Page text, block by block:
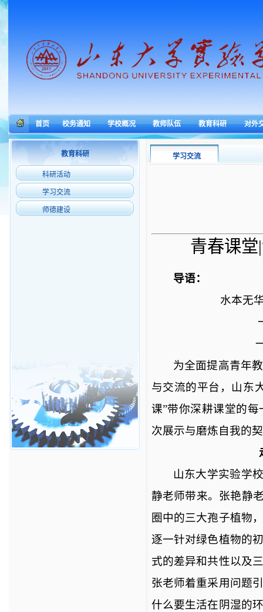
首页 校务通知 学校概况 教师队伍 教育科研 对外
教育科研
科研活动
学习交流
师德建设
学习交流
青春课堂
导语：
水本无
为全面提高青年
与交流的平台，山东
课”带你深耕课堂的
次展示与磨炼自我的
山东大学实验学
静老师带来。张艳静
圈中的三大孢子植物
逐一针对绿色植物的
式的差异和共性以及
张老师着重采用问题
什么要生活在阴湿的